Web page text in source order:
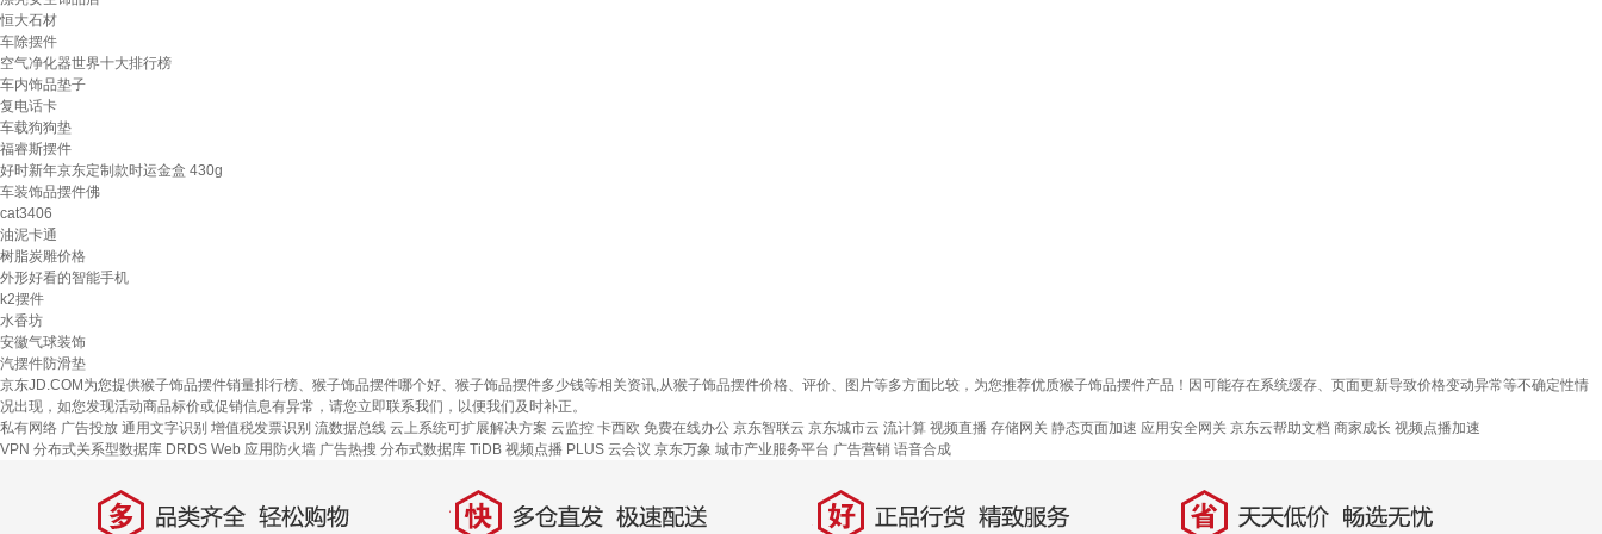
恒大石材
车除摆件
空气净化器世界十大排行榜
车内饰品垫子
复电话卡
车载狗狗垫
福睿斯摆件
好时新年京东定制款时运金盒 430g
车装饰品摆件佛
cat3406
油泥卡通
树脂炭雕价格
外形好看的智能手机
k2摆件
水香坊
安徽气球装饰
汽摆件防滑垫
京东JD.COM为您提供猴子饰品摆件销量排行榜、猴子饰品摆件哪个好、猴子饰品摆件多少钱等相关资讯,从猴子饰品摆件价格、评价、图片等多方面比较，为您推荐优质猴子饰品摆件产品！因可能存在系统缓存、页面更新导致价格变动异常等不确定性情
况出现，如您发现活动商品标价或促销信息有异常，请您立即联系我们，以便我们及时补正。
私有网络 广告投放 通用文字识别 增值税发票识别 流数据总线 云上系统可扩展解决方案 云监控 卡西欧 免费在线办公 京东智联云 京东城市云 流计算 视频直播 存储网关 静态页面加速 应用安全网关 京东云帮助文档 商家成长 视频点播加速
VPN 分布式关系型数据库 DRDS Web 应用防火墙 广告热搜 分布式数据库 TiDB 视频点播 PLUS 云会议 京东万象 城市产业服务平台 广告营销 语音合成
多 品类齐全，轻松购物 快 多仓直发，极速配送 好 正品行货，精致服务 省 天天低价，畅选无忧